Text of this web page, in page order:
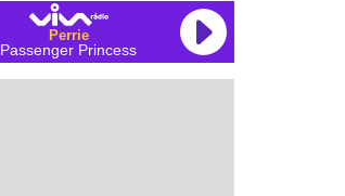
Perrie
Passenger Princess